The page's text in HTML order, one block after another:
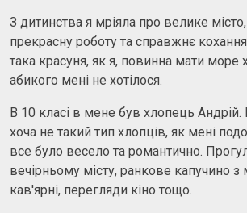
З дитинства я мріяла про велике
прекрасну роботу та справжнє
така красуня, як я, повинна мати море
абикого мені не хотілося.
В 10 класі в мене був хлопець Андрій.
хоча не такий тип хлопців, як мені
все було весело та романтично.
вечірньому місту, ранкове капучино
кав'ярні, перегляди кіно тощо.